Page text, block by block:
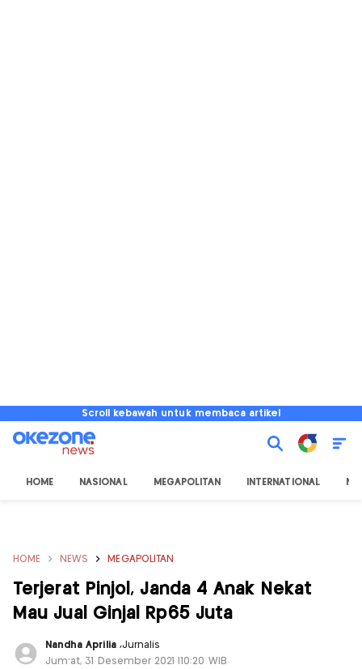
Scroll kebawah untuk membaca artikel
HOME NASIONAL MEGAPOLITAN INTERNATIONAL
HOME NEWS MEGAPOLITAN
Terjerat Pinjol, Janda 4 Anak Nekat
Mau Jual Ginjal Rp65 Juta
Nandha Aprilia ,Jurnalis
Jum'at, 31 Desember 2021 |10:20 WIB